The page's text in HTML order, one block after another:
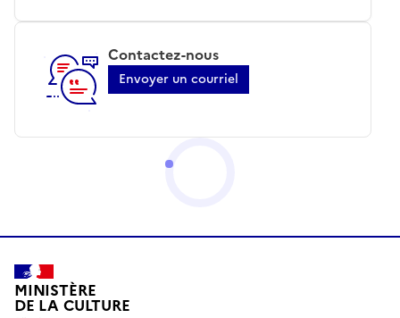
Contactez-nous
Envoyer un courriel
MINISTÈRE
DE LA CULTURE